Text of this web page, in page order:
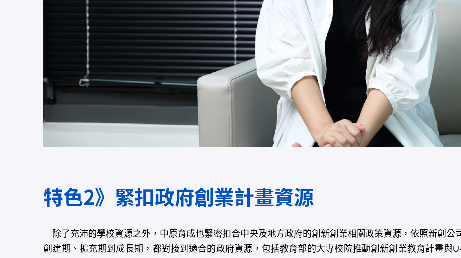
特色2》緊扣政府創業計畫資源
除了充沛的學校資源之外，中原育成也緊密扣合中央及地方政府的創新創業相關政策資源，依照新創公
創建期、擴充期到成長期，都對接到適合的政府資源，包括教育部的大專校院推動創新創業教育計畫與